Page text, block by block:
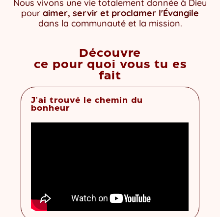
Nous vivons une vie totalement donnée à Dieu
pour aimer, servir et proclamer l'Évangile
dans la communauté et la mission.
Découvre
ce pour quoi vous tu es
fait
J'ai trouvé le chemin du
bonheur